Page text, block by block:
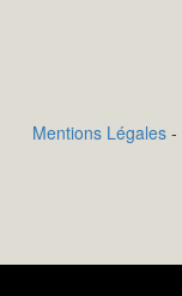
Mentions Légales -